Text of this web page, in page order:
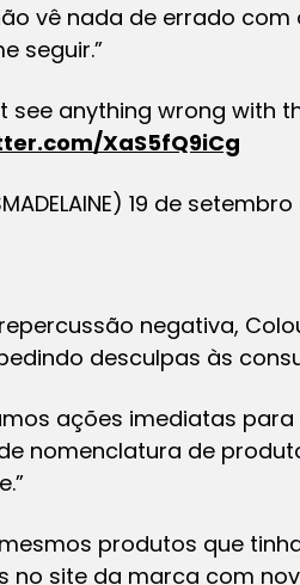
vê nada de errado
seguir.”
see anything wrong with
XaS5fQ9iCg
19 de setembro
negativa,
desculpas às
ações imediatas
nomenclatura de
produtos que
no site da marca com